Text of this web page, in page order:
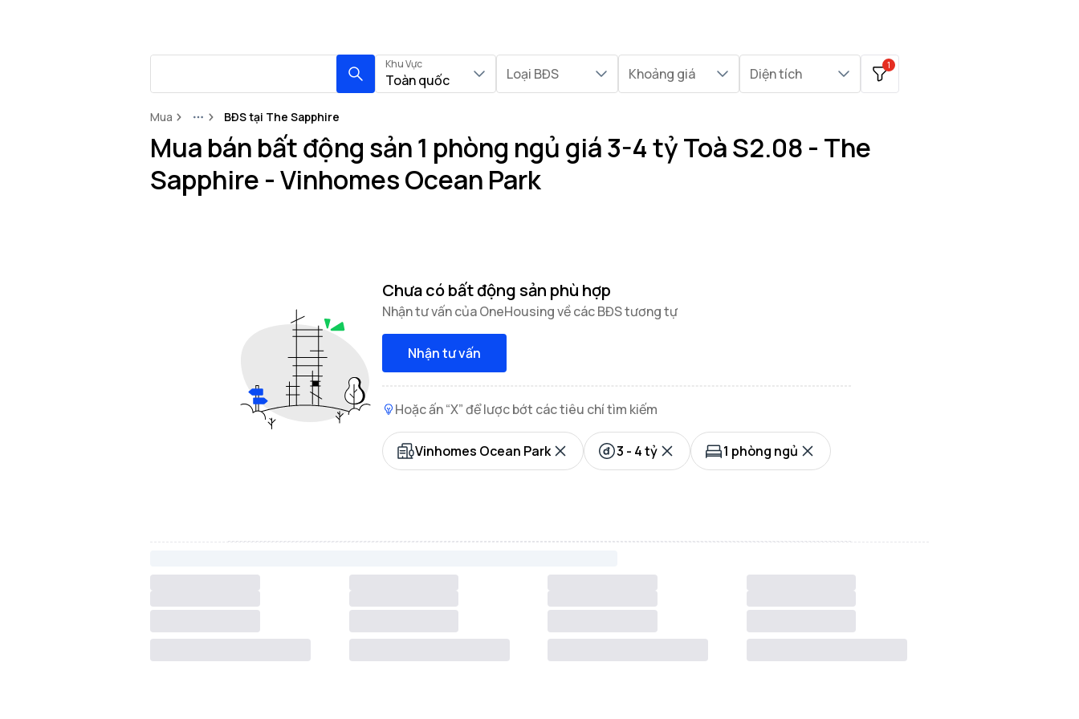
Khu Vực
Toàn quốc Loại BĐS Khoảng giá Diện tích
1
Mua MoreBĐS tại The Sapphire
Mua bán bất động sản 1 phòng ngủ giá 3-4 tỷ Toà S2.08 - The
Sapphire - Vinhomes Ocean Park
Chưa có bất động sản phù hợp
Nhận tư vấn của OneHousing về các BĐS tương tự
Nhận tư vấn
Hoặc ấn “X” để lược bớt các tiêu chí tìm kiếm
Vinhomes Ocean Park 3 - 4 tỷ 1 phòng ngủ